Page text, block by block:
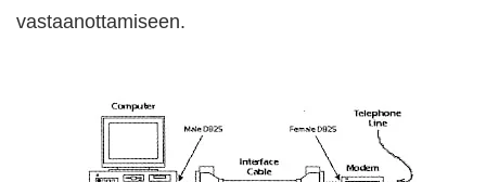
vastaanottamiseen.